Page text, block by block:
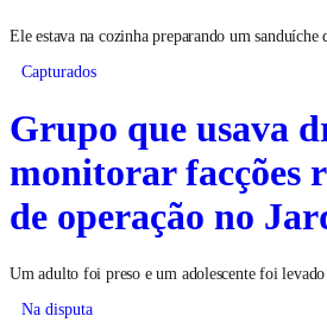
Ele estava na cozinha preparando um
Capturados
Grupo que usava
monitorar facções
de operação no
Um adulto foi preso e um adolescente foi
Na disputa